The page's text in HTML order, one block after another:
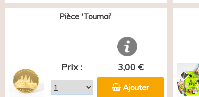
Pièce 'Tournai'
Prix : 3,00 €
Ajouter